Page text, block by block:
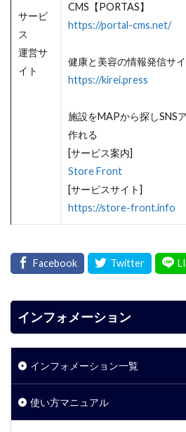
サービ
ス
運営サ
イト
CMS【PORTAS】
https://portal-cms.net/
健康と美容の情報発信サイ
https://kirei.press
施設をMAPから探しSNS
作れる
[サービス案内]
Store Front
[サービスサイト]
https://store-front.info
インフォメーション
インフォメーション一覧
使い方マニュアル